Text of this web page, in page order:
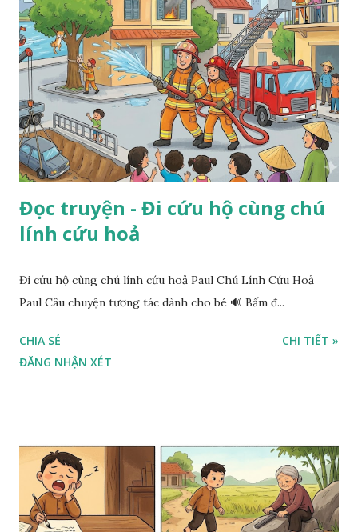
Đọc truyện - Đi cứu hộ cùng chú
lính cứu hoả
Đi cứu hộ cùng chú lính cứu hoả Paul Chú Lính Cứu Hoả
Paul Câu chuyện tương tác dành cho bé 🔊 Bấm đ...
CHIA SẺ
ĐĂNG NHẬN XÉT
CHI TIẾT »